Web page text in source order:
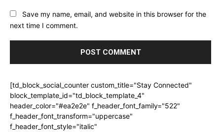
Save my name, email, and website in this browser for the
next time I comment.
[td_block_social_counter custom_title="Stay Connected"
block_template_id="td_block_template_4"
header_color="#ea2e2e" f_header_font_family="522"
f_header_font_transform="uppercase"
f_header_font_style="italic"